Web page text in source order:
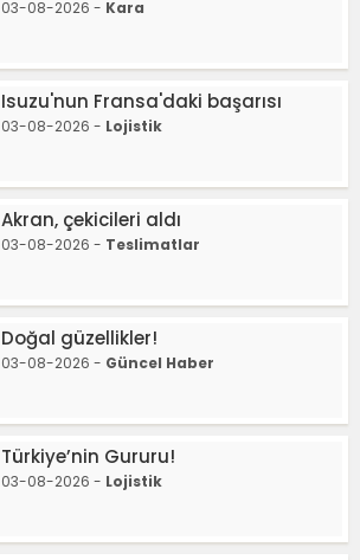
03-08-2026 - Kara
Isuzu'nun Fransa'daki başarısı
03-08-2026 - Lojistik
Akran, çekicileri aldı
03-08-2026 - Teslimatlar
Doğal güzellikler!
03-08-2026 - Güncel Haber
Türkiye’nin Gururu!
03-08-2026 - Lojistik